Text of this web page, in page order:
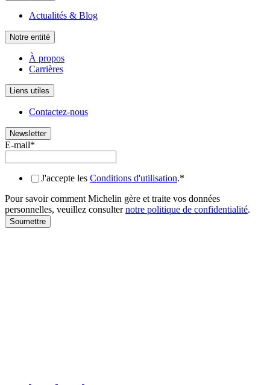
Actualités & Blog
Notre entité
À propos
Carrières
Liens utiles
Contactez-nous
Newsletter
E-mail*
J'accepte les Conditions d'utilisation.*
Pour savoir comment Michelin gère et traite vos données
personnelles, veuillez consulternotre politique de confidentialité.